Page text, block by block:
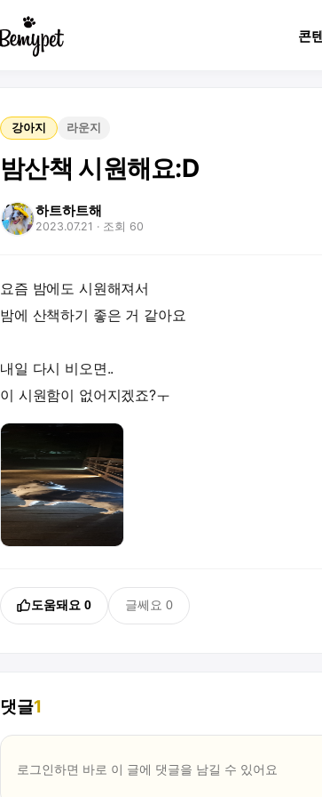
콘
강아지 라운지
밤산책 시원해요:D
하트하트해
2023.07.21 · 조회 60
요즘 밤에도 시원해져서
밤에 산책하기 좋은 거 같아요
내일 다시 비오면..
이 시원함이 없어지겠죠?ㅜ
도움돼요 0 글쎄요 0
댓글1
로그인하면 바로 이 글에 댓글을 남길 수 있어요